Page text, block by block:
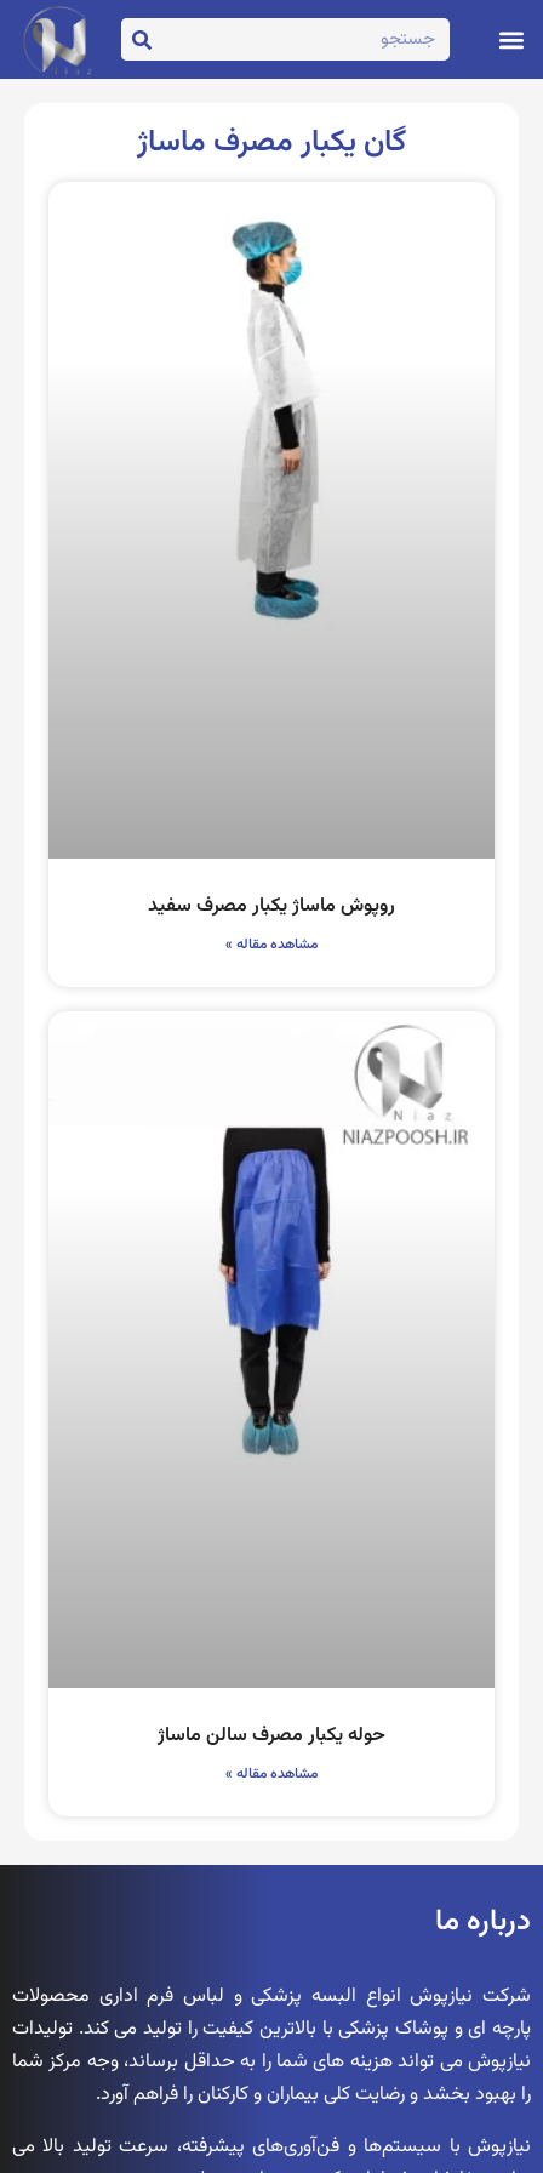
گان یکبار مصرف ماساژ
روپوش ماساژ یکبار مصرف سفید
مشاهده مقاله »
حوله یکبار مصرف سالن ماساژ
مشاهده مقاله »
درباره ما
شرکت نیازپوش انواع البسه پزشکی و لباس فرم اداری محصولات
پارچه ای و پوشاک پزشکی با بالاترین کیفیت را تولید می کند. تولیدات
نیازپوش می تواند هزینه های شما را به حداقل برساند، وجه مرکز شما
را بهبود بخشد و رضایت کلی بیماران و کارکنان را فراهم آورد.
نیازپوش با سیستم‌ها و فن‌آوری‌های پیشرفته، سرعت تولید بالا می